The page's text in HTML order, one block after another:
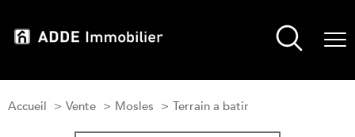
Accueil Vente Mosles Terrain a batir